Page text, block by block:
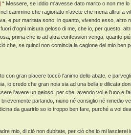
“ Messere, se Iddio m'avesse dato marito o non me
cammino che ragionato n'avete che mena altrui a
e pur maritata sono, in quanto, vivendo esso, altro
d'ogni misura geloso di me, che io, per questo,
prima che io ad altra confession venga, quanto
che, se quinci non comincia la cagione del mio ben
con gran piacere toccò l'animo dello abate, e
io credo che gran noia sia ad una bella e dilicata
l'avere un geloso; per che, avendo voi e l'uno e
brievemente parlando, niuno né consiglio né rimedio
da guarirlo so io troppo ben fare, purché a voi
mio, di ciò non dubitate, per ciò che io mi